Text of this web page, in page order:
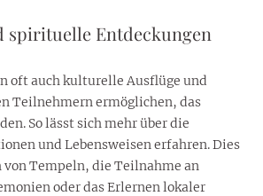
spirituelle Entdeckungen
oft auch kulturelle Ausflüge und
Teilnehmern ermöglichen, das
So lässt sich mehr über die
und Lebensweisen erfahren. Dies
von Tempeln, die Teilnahme an
oder das Erlernen lokaler